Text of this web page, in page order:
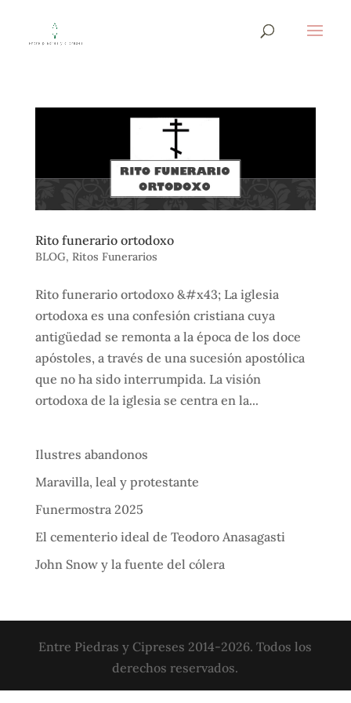
Rito funerario ortodoxo
BLOG, Ritos Funerarios
Rito funerario ortodoxo &#x43; La iglesia
ortodoxa es una confesión cristiana cuya
antigüedad se remonta a la época de los doce
apóstoles, a través de una sucesión apostólica
que no ha sido interrumpida. La visión
ortodoxa de la iglesia se centra en la...
Ilustres abandonos
Maravilla, leal y protestante
Funermostra 2025
El cementerio ideal de Teodoro Anasagasti
John Snow y la fuente del cólera
Entre Piedras y Cipreses 2014-2026. Todos los
derechos reservados.